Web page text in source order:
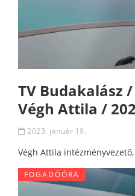
TV Budakalász
Végh Attila /
2023. január 19.
Végh Attila
FOGADÓÓRA